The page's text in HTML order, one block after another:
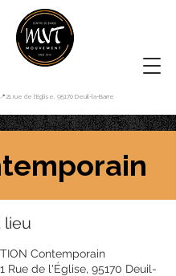
📍21 rue de l'Eglise, 95170 Deuil-la-Barre
lieu
Contemporain
Rue de l'Église, 95170 Deuil-